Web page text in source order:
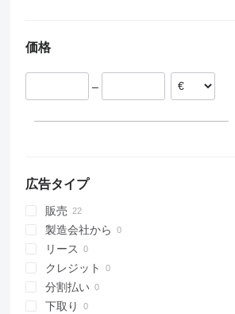
価格
–
広告タイプ
販売
製造会社から
リース
クレジット
分割払い
下取り